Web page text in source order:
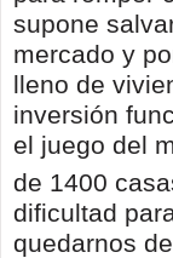
supone
mercado y
lleno de
inversión
el juego del
de 1400
dificultad
quedarnos